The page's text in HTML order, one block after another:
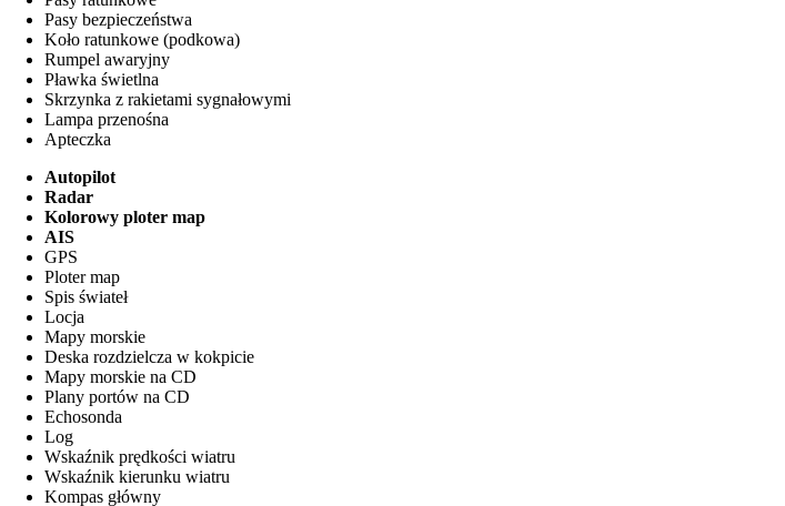
Pasy bezpieczeństwa
Koło ratunkowe (podkowa)
Rumpel awaryjny
Pławka świetlna
Skrzynka z rakietami sygnałowymi
Lampa przenośna
Apteczka
Autopilot
Radar
Kolorowy ploter map
AIS
GPS
Ploter map
Spis świateł
Locja
Mapy morskie
Deska rozdzielcza w kokpicie
Mapy morskie na CD
Plany portów na CD
Echosonda
Log
Wskaźnik prędkości wiatru
Wskaźnik kierunku wiatru
Kompas główny